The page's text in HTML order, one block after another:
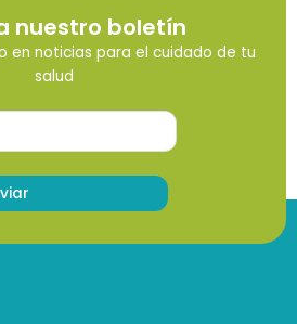
nuestro boletín
en noticias para el cuidado de tu
salud